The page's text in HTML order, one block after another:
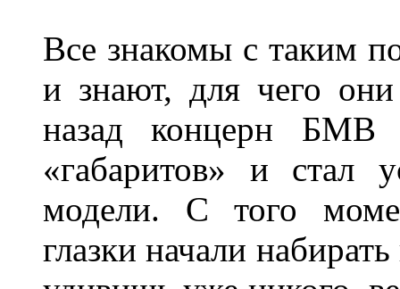
Все знакомы с таким
и знают, для чего
назад концерн БМВ
«габаритов» и стал
модели. С того
глазки начали